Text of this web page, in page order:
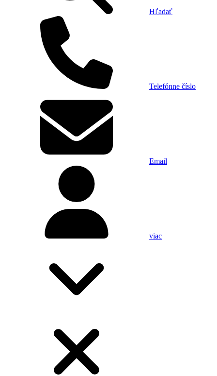
Hľadať
Telefónne číslo
Email
viac